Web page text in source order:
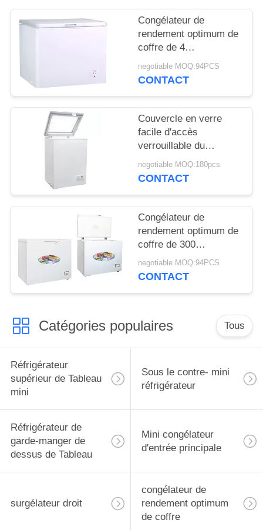
PLAN
DU
PRIVACY
POLICY
Congélateur de
rendement optimum de
coffre de 4
étoiles/panier magique
du congélateur 2 de
negotiable MOQ:94PCS
CONTACT
Couvercle en verre
facile d'accès
verrouillable du
congélateur A++ de
coffre certifié par
negotiable MOQ:180pcs
CONTACT
Congélateur de
rendement optimum de
coffre de 300
litres/petit congélateur
de coffre avec la
negotiable MOQ:94PCS
CONTACT
Catégories populaires Tous
Réfrigérateur
supérieur de Tableau
mini
Sous le contre- mini
réfrigérateur
Réfrigérateur de
garde-manger de
dessus de Tableau
Mini congélateur
d'entrée principale
surgélateur droit
congélateur de
rendement optimum
de coffre